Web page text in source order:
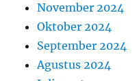
November 2024
Oktober 2024
September 2024
Agustus 2024